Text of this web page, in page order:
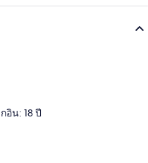
อิน: 18 ปี